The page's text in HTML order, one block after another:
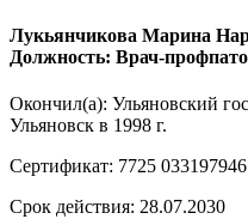
Лукьянчикова Марина
Должность: Врач-
Окончил(а): Ульяновский
Ульяновск в 1998 г.
Сертификат: 7725 033197946
Срок действия: 28.07.2030